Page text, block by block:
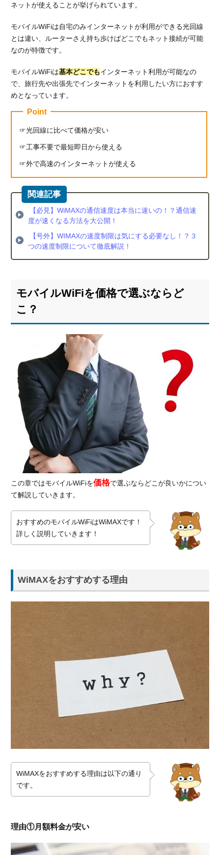
格の
イル
WiFi
を内
に比
較
5.1.
月額
を比
初期
費用
を比
較
5.3.
キャ
ンペ
ーン
総
括：
価格
を安
イル
WiFi
う！
高額
キャ
ッシ
ュバ
ック
なら
GMO
とく
とく
BB！
ネットが使えることが挙げられています。
モバイルWiFiは自宅のみインターネットが利用ができる光回線
とは違い、ルーターさえ持ち歩けばどこでもネット接続が可能
なのが特徴です。
モバイルWiFiは基本どこでもインターネット利用が可能なの
で、旅行先や出張先でインターネットを利用したい方におすす
めとなっています。
Point
光回線に比べて価格が安い
工事不要で最短即日から使える
外で高速のインターネットが使える
【必見】WiMAXの通信速度は本当に速いの！？通信速
度が速くなる方法を大公開！
【号外】WIMAXの速度制限は気にする必要なし！？３
つの速度制限について徹底解説！
モバイルWiFiを価格で選ぶならど
こ？
この章ではモバイルWiFiを価格で選ぶならどこが良いかについ
て解説していきます。
おすすめのモバイルWiFiはWiMAXです！
詳しく説明していきます！
WiMAXをおすすめする理由
WiMAXをおすすめする理由は以下の通り
です。
理由①月額料金が安い